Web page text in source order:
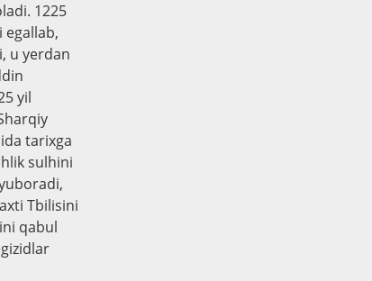
1225
egallab,
u yerdan
yil
tarixga
sulhini
Tbilisini
qabul